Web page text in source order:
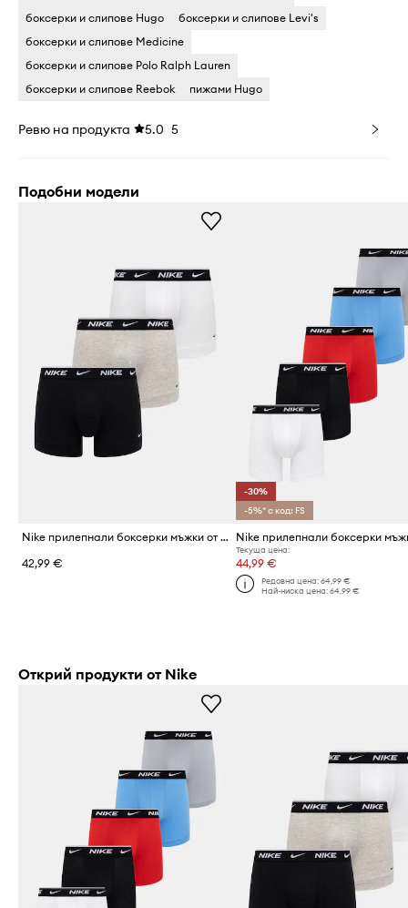
боксерки и слипове Hugo
боксерки и слипове Levi's
боксерки и слипове Medicine
боксерки и слипове Polo Ralph Lauren
боксерки и слипове Reebok
пижами Hugo
Ревю на продукта 5.0 5
Подобни модели
Nike прилепнали боксерки мъжки от памук с еластан 3 броя
42,99 €
-30%
-5%* с код: FS
Текуща цена:
44,99 €
Редовна цена: 64,99 €
Най-ниска цена: 64,99 €
Открий продукти от Nike